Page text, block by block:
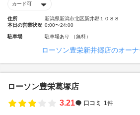
カード可
住所
新潟県新潟市北区新井郷１０８８
本日の営業状況 0:00〜24:00
駐車場 駐車場あり （無料）
ローソン豊栄新井郷店のオー
ローソン豊栄葛塚店
3.21
口コミ 1件